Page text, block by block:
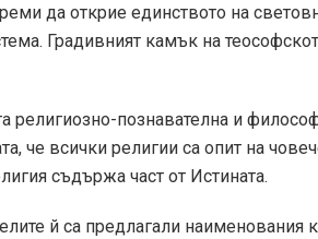
да открие единството на
Градивният камък на
религиозно-познавателна и
че всички религии са опит на
съдържа част от Истината.
й са предлагали наименования